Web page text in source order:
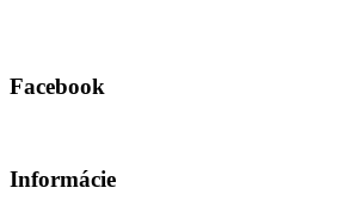
Facebook
Informácie